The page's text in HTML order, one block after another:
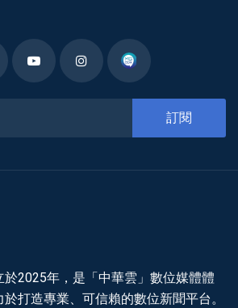
訂閱
2025年，是「中華雲」數位媒體體
打造專業、可信賴的數位新聞平台。